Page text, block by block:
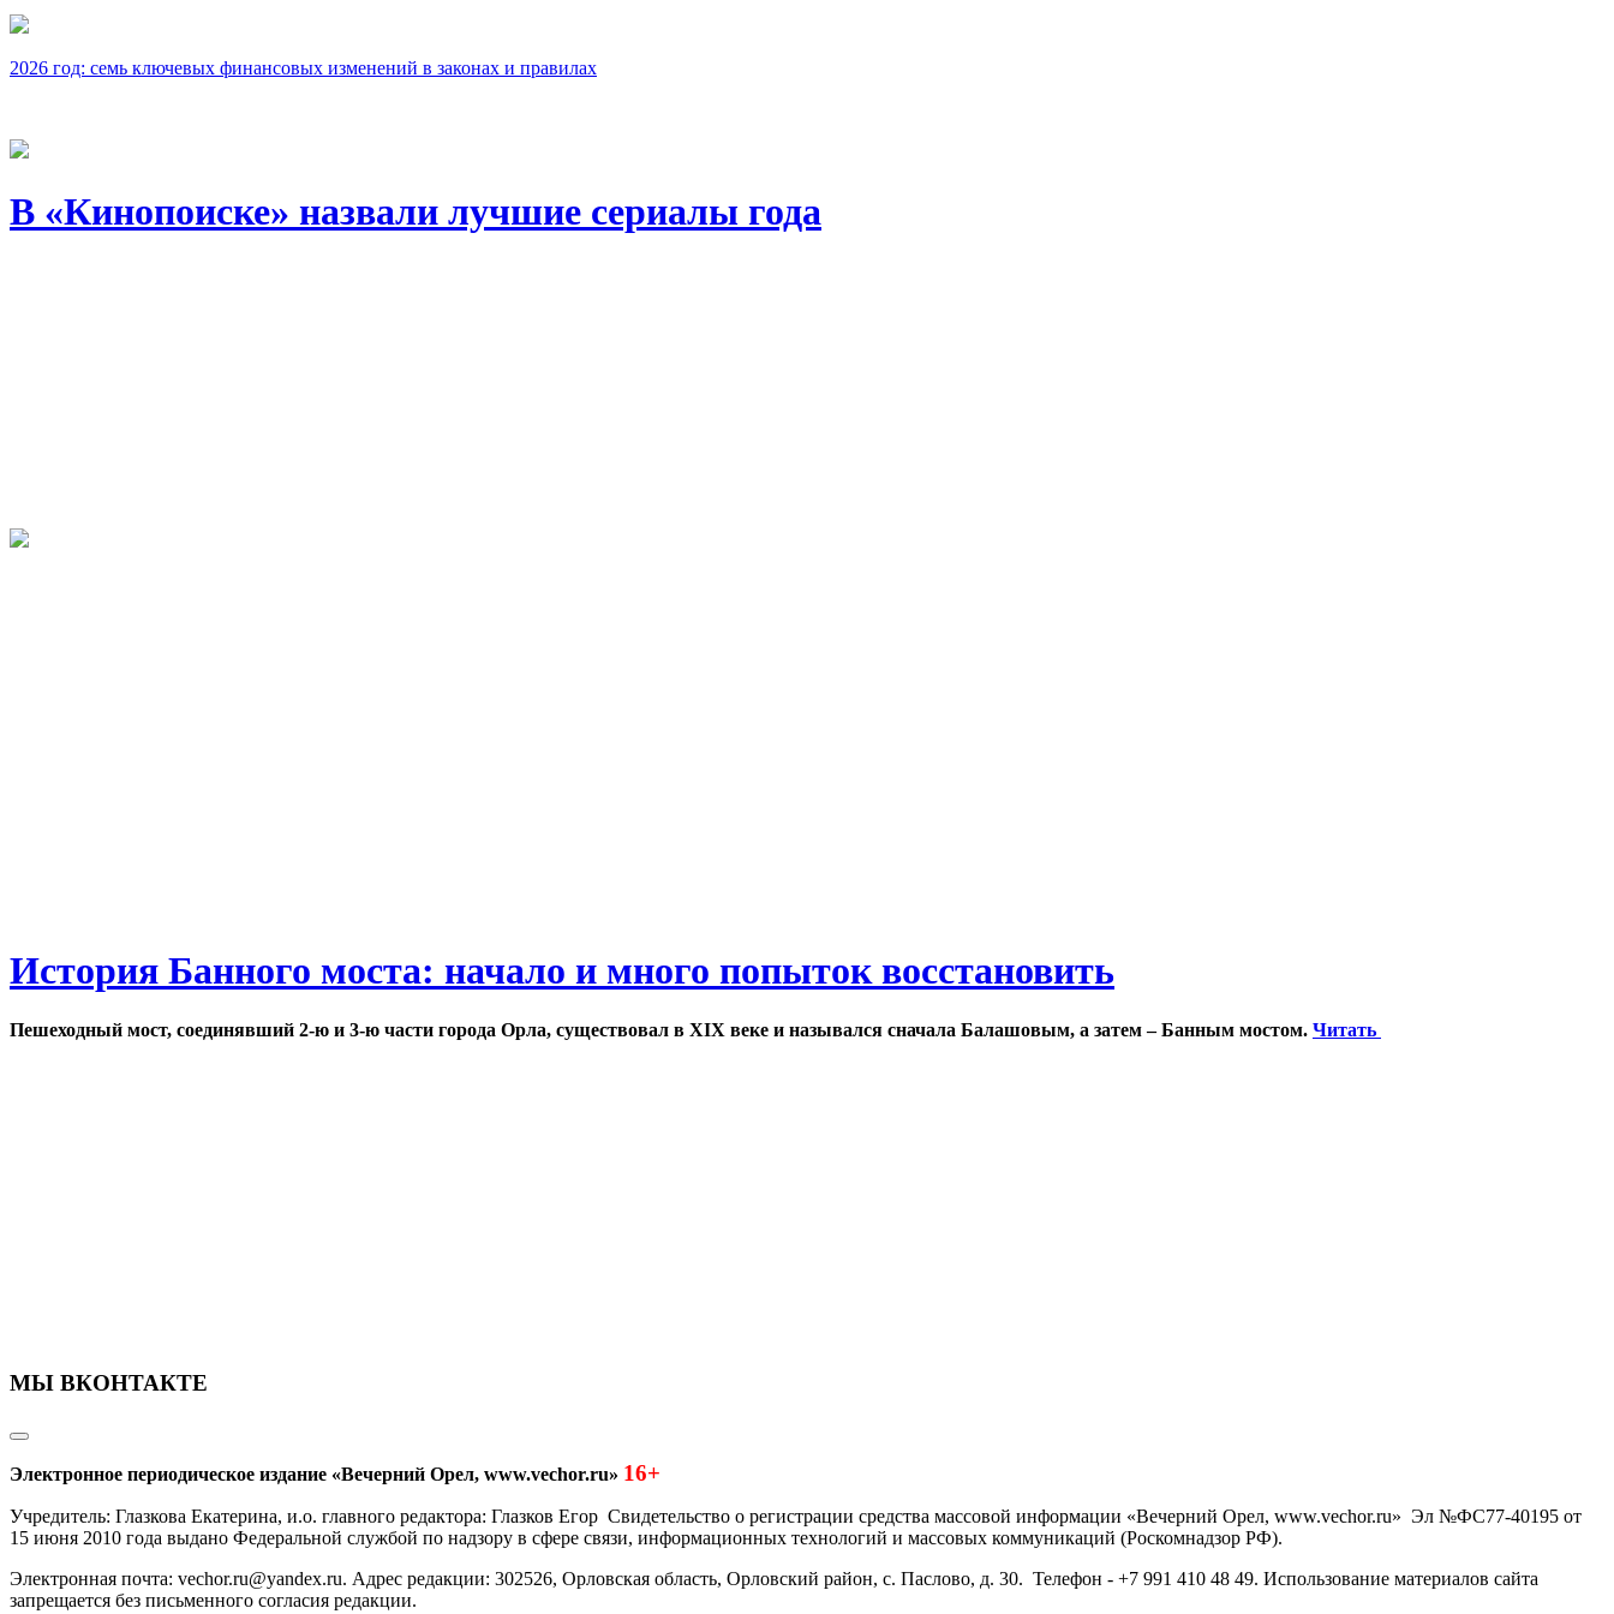
2026 год: семь ключевых финансовых изменений в законах и правилах
В «Кинопоиске» назвали лучшие сериалы года
История Банного моста: начало и много попыток восстановить
Пешеходный мост, соединявший 2-ю и 3-ю части города Орла, существовал в XIX веке и назывался сначала Балашовым, а затем – Банным мостом. Читать
МЫ ВКОНТАКТЕ
Электронное периодическое издание «Вечерний Орел, www.vechor.ru» 16+
Учредитель: Глазкова Екатерина, и.о. главного редактора: Глазков Егор Свидетельство о регистрации средства массовой информации «Вечерний Орел, www.vechor.ru» Эл №ФС77-40195 от
15 июня 2010 года выдано Федеральной службой по надзору в сфере связи, информационных технологий и массовых коммуникаций (Роскомнадзор РФ).
Электронная почта: vechor.ru@yandex.ru. Адрес редакции: 302526, Орловская область, Орловский район, с. Паслово, д. 30. Телефон - +7 991 410 48 49. Использование материалов сайта
запрещается без письменного согласия редакции.